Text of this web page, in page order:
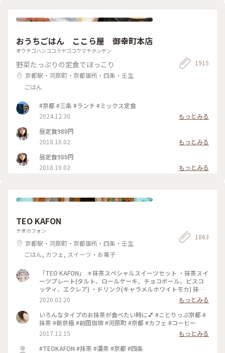
おうちごはん ここら屋 御幸町本店
オウチゴハンココラヤゴコウマチホンテン
野菜たっぷりの定食でほっこり
京都駅・河原町・京都御所・四条・壬生
ごはん
1915
#京都 #三条 #ランチ #ミックス定食
2024.12.30
もっとみる
昼定食980円
2018.10.02
もっとみる
昼定食980円
2018.10.02
もっとみる
TEO KAFON
テオカフォン
京都駅・河原町・京都御所・四条・壬生
ごはん, カフェ, スイーツ・お菓子
1863
「TEO KAFON」 ＊抹茶スペシャルスイーツセット ・抹茶スイ
ーツプレート(タルト、ロールケーキ、チョコボール、ビスコ
ッティ、エクレア) ・ドリンク(キャラメルホワイトモカ) 抹茶
三昧出来て大満足したそうです。 フォークを2本用意して頂い
たのですが、娘一人で完食でした。 #TEO KAFON#抹茶三昧#
プチことりっぷ京都#冬のおでかけ
2020.02.20
もっとみる
いろんなタイプのお抹茶が食べたい時に💕 #ことりっぷ京都 #
抹茶 #新京極 #前田珈琲 #河原町 #京都 #カフェ #コーヒー
2017.12.15
もっとみる
#TEOKAFON #抹茶 #濃茶 #京都 #四条